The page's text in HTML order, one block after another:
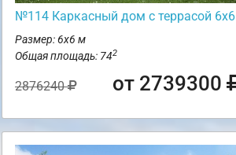
№114 Каркасный дом с террасой 6х6
Размер: 6х6 м
Общая площадь: 742
2876240 от 2739300